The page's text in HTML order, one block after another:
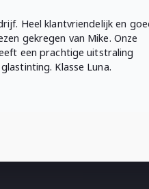
Heel klantvriendelijk en
gekregen van Mike. Onze
een prachtige uitstraling
Klasse Luna.